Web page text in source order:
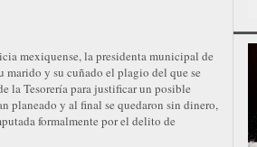
mexiquense, la presidenta municipal de
marido y su cuñado el plagio del que se
la Tesorería para justificar un posible
planeado y al final se quedaron sin dinero,
formalmente por el delito de